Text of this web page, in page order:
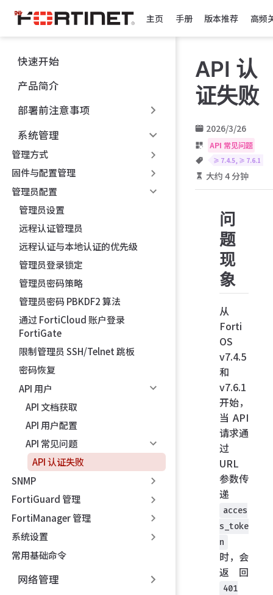
跳
至
主
內
容
主页 手册 版本推荐 高频
快速开始
产品简介
部署前注意事项
系统管理
管理方式
固件与配置管理
管理员配置
管理员设置
远程认证管理员
远程认证与本地认证的优先级
管理员登录锁定
管理员密码策略
管理员密码 PBKDF2 算法
通过 FortiCloud 账户登录
FortiGate
限制管理员 SSH/Telnet 跳板
密码恢复
API 用户
API 文档获取
API 用户配置
API 常见问题
API 认证失败
SNMP
FortiGuard 管理
FortiManager 管理
系统设置
常用基础命令
网络管理
API 认
证失败
2026/3/26
API 常见问题
≥ 7.4.5, ≥ 7.6.1
大约 4 分钟
问
题
现
象
从
Forti
OS
v7.4.5
和
v7.6.1
开始，
当 API
请求通
过
URL
参数传
递
acces
s_toke
n
时，会
返回
401